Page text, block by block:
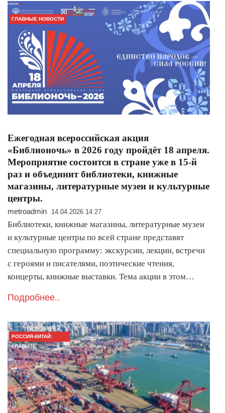
ГЛАВНЫЕ НОВОСТИ
Ежегодная всероссийская акция
«Библионочь» в 2026 году пройдёт 18 апреля.
Мероприятие состоится в стране уже в 15-й
раз и объединит библиотеки, книжные
магазины, литературные музеи и культурные
центры.
metroadmin 14.04.2026 14:27
Библиотеки, книжные магазины, литературные музеи
и культурные центры по всей стране представят
специальную программу: экскурсии, лекции, встречи
с героями и писателями, поэтические чтения,
концерты, книжные выставки. Тема акции в этом…
Подробнее..
РОССИЯ-КИТАЙ:
ГЛАВНОЕ